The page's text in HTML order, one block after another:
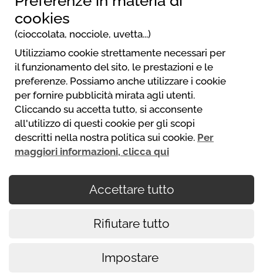
4360 Grein
info@donaucamping-grein.at
Sito web
Donau Camping Grein
+43 676 6679863
info@donaucamping-grein.at
http://www.donaucamping-grein.at
Condizioni generali di utilizzo
Note legali
cookies
(cioccolata, nocciole, uvetta...)
Utilizziamo cookie strettamente necessari per
il funzionamento del sito, le prestazioni e le
preferenze. Possiamo anche utilizzare i cookie
per fornire pubblicità mirata agli utenti.
Cliccando su accetta tutto, si acconsente
all'utilizzo di questi cookie per gli scopi
descritti nella nostra politica sui cookie. Per
maggiori informazioni, clicca qui
Accettare tutto
Rifiutare tutto
Impostare